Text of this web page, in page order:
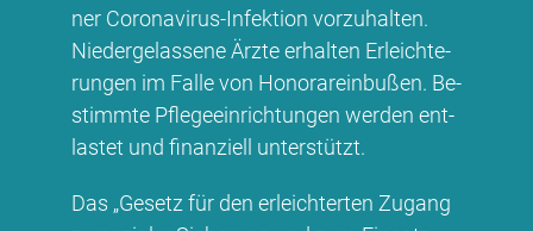
ner Co­ro­na­vi­rus-In­fek­ti­on vor­zu­hal­ten.
Nie­der­ge­las­se­ne Ärz­te er­hal­ten Er­leich­te­
run­gen im Fal­le von Ho­no­rarein­bu­ßen. Be­
stimm­te Pfle­ge­ein­rich­tun­gen wer­den ent­
las­tet und fi­nan­zi­ell un­ter­stützt.
Das „Ge­setz für den er­leich­ter­ten Zu­gang